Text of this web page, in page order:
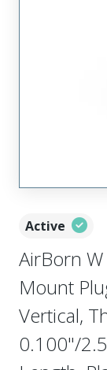
Active
AirBorn
Mount
Vertical,
0.100"/